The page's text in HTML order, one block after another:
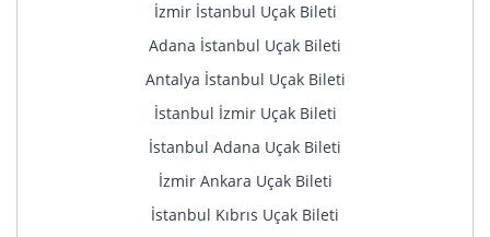
İzmir İstanbul Uçak Bileti
Adana İstanbul Uçak Bileti
Antalya İstanbul Uçak Bileti
İstanbul İzmir Uçak Bileti
İstanbul Adana Uçak Bileti
İzmir Ankara Uçak Bileti
İstanbul Kıbrıs Uçak Bileti